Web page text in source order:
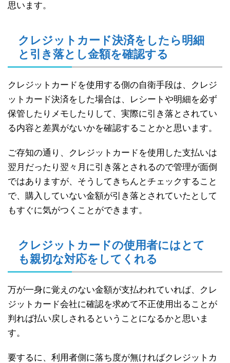
思います。
クレジットカード決済をしたら明細
と引き落とし金額を確認する
クレジットカードを使用する側の自衛手段は、クレジ
ットカード決済をした場合は、レシートや明細を必ず
保管したりメモしたりして、実際に引き落とされてい
る内容と差異がないかを確認することかと思います。
ご存知の通り、クレジットカードを使用した支払いは
翌月だったり翌々月に引き落とされるので管理が面倒
ではありますが、そうしてきちんとチェックすること
で、購入していない金額が引き落とされていたとして
もすぐに気がつくことができます。
クレジットカードの使用者にはとて
も親切な対応をしてくれる
万が一身に覚えのない金額が支払われていれば、クレ
ジットカード会社に確認を求めて不正使用出ることが
判れば払い戻しされるということになるかと思いま
す。
要するに、利用者側に落ち度が無ければクレジットカ